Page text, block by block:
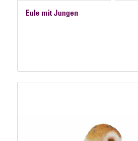
Eule mit Jungen